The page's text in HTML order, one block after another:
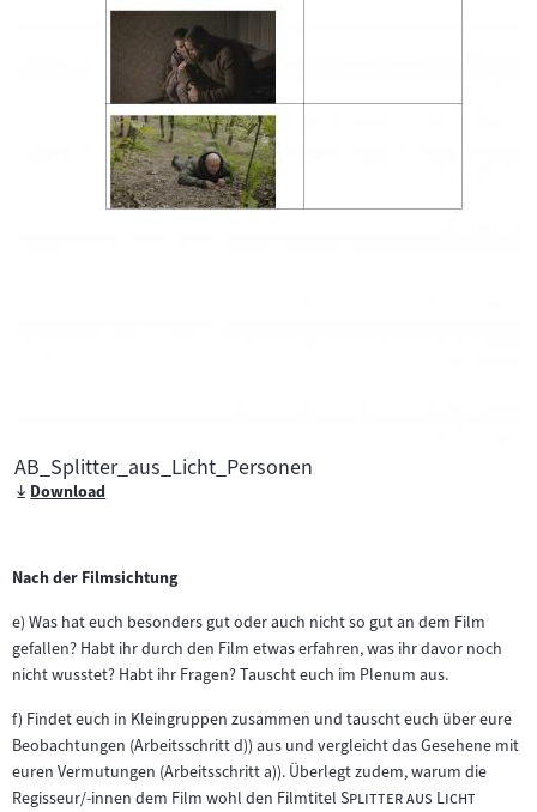
AB_Splitter_aus_Licht_Personen
Download
Nach der Filmsichtung
e) Was hat euch besonders gut oder auch nicht so gut an dem Film
gefallen? Habt ihr durch den Film etwas erfahren, was ihr davor noch
nicht wusstet? Habt ihr Fragen? Tauscht euch im Plenum aus.
f) Findet euch in Kleingruppen zusammen und tauscht euch über eure
Beobachtungen (Arbeitsschritt d)) aus und vergleicht das Gesehene mit
euren Vermutungen (Arbeitsschritt a)). Überlegt zudem, warum die
Regisseur/-innen dem Film wohl den Filmtitel "
Splitter aus Licht"